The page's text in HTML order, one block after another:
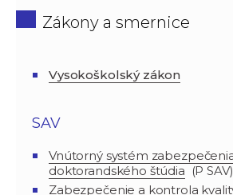
Zákony a smernice
Vysokoškolský zákon
SAV
Vnútorný systém
doktorandského štúdia (P SAV)
Zabezpečenie a kontrola